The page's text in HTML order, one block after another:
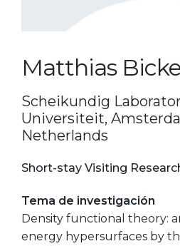
Matthias
Scheikundig
Universiteit,
Netherlands
Short-stay Visiting
Tema de investigación
Density functional theory:
energy hypersurfaces by